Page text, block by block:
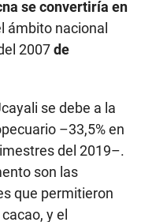
se convertiría en
ámbito nacional
2007de
se debe a la
–33,5% en
del 2019–.
son las
que permitieron
y el